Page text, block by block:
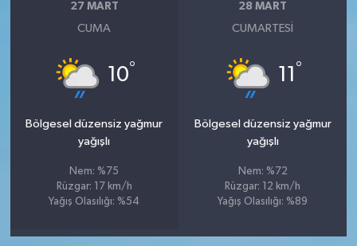
27 MART
CUMA
10°
Bölgesel düzensiz yağmur
yağışlı
Nem: %75
Rüzgar: 17 km/h
Yağış Olasılığı: %54
28 MART
CUMARTESI
11 °
Bölgesel düzensiz yağmur
yağışlı
Nem: %72
Rüzgar: 12 km/h
Yağış Olasılığı: %89